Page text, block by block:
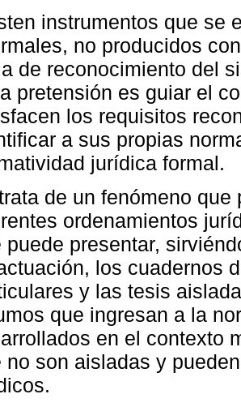
instrumentos que se
no producidos
de reconocimiento del
pretensión es guiar el
los requisitos
a sus propias
jurídica formal.
de un fenómeno
ordenamientos
puede presentar,
los cuadernos
y las tesis
que ingresan a la
en el contexto
no son aisladas y